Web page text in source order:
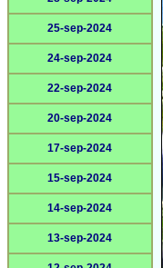
25-sep-2024
24-sep-2024
22-sep-2024
20-sep-2024
17-sep-2024
15-sep-2024
14-sep-2024
13-sep-2024